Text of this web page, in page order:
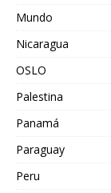
Mundo
Nicaragua
OSLO
Palestina
Panamá
Paraguay
Peru